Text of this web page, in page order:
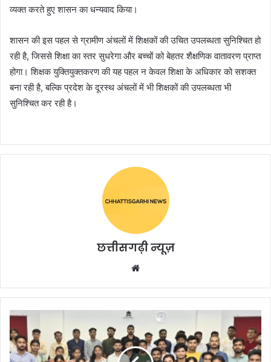
व्यक्त करते हुए शासन का धन्यवाद किया।
शासन की इस पहल से ग्रामीण अंचलों में शिक्षकों की उचित उपलब्धता सुनिश्चित हो
रही है, जिससे शिक्षा का स्तर सुधरेगा और बच्चों को बेहतर शैक्षणिक वातावरण प्राप्त
होगा। शिक्षक युक्तियुक्तकरण की यह पहल न केवल शिक्षा के अधिकार को सशक्त
बना रही है, बल्कि प्रदेश के दूरस्थ अंचलों में भी शिक्षकों की उपलब्धता भी
सुनिश्चित कर रही है।
छत्तीसगढ़ी न्यूज़